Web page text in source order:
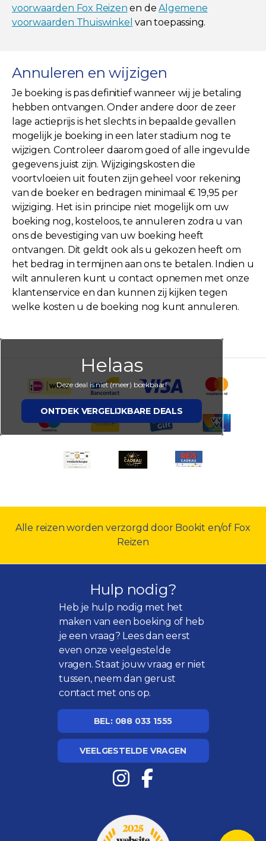
voorwaarden Fox Reizen en deAlgemene
voorwaarden Thuiswinkel van toepassing.
Annuleren en wijzigen
Je boeking is pas definitief wanneer wij je betaling
hebben ontvangen. Onder andere door de zeer
lage actieprijs is het slechts in bepaalde gevallen
mogelijk je boeking in een later stadium nog te
wijzigen. Controleer daarom goed of alle ingevulde
gegevens juist zijn. Wijzigingskosten die
voortvloeien uit fouten zijn geheel voor rekening
van de boeker en bedragen minimaal € 19,95 per
wijziging. Het is in principe niet mogelijk om uw
boeking nog, kosteloos, te annuleren zodra u van
ons de bevestiging van uw boeking heeft
ontvangen. Dit geldt ook als u gekozen heeft om
het bedrag in termijnen aan ons te betalen. Indien u
wilt annuleren kunt u contact opnemen met onze
klantenservice en dan kunnen zij kijken tegen
welke kosten u de boeking nog kunt annuleren.
Helaas
Deze deal is niet (meer) boekbaar!
ONTDEK VERGELIJKBARE DEALS
Alle reizen worden verzorgd door Bookit en/of Fox
Reizen
Hulp nodig?
Heb je hulp nodig met het
maken van een boeking of heb
je een vraag? Lees dan eerst
even onzeveelgestelde
vragen. Staat jouw vraag er niet
tussen, neem dan gerust
contact met ons op.
BEL: 088 033 1555
VEELGESTELDE VRAGEN